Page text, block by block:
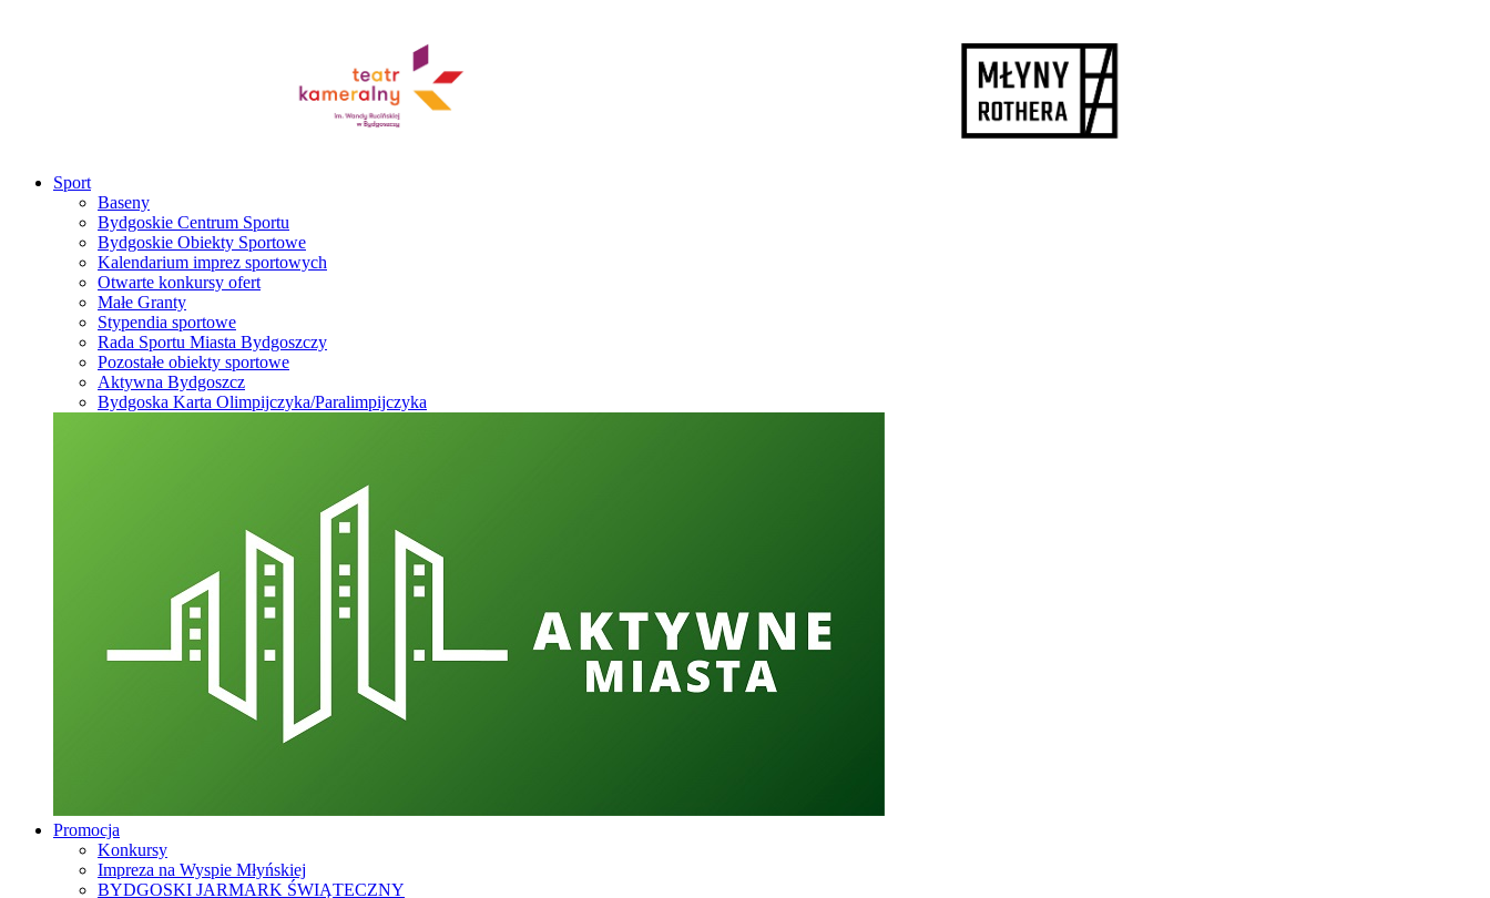
Sport
Baseny
Bydgoskie Centrum Sportu
Bydgoskie Obiekty Sportowe
Kalendarium imprez sportowych
Otwarte konkursy ofert
Małe Granty
Stypendia sportowe
Rada Sportu Miasta Bydgoszczy
Pozostałe obiekty sportowe
Aktywna Bydgoszcz
Bydgoska Karta Olimpijczyka/Paralimpijczyka
Promocja
Konkursy
Impreza na Wyspie Młyńskiej
BYDGOSKI JARMARK ŚWIĄTECZNY